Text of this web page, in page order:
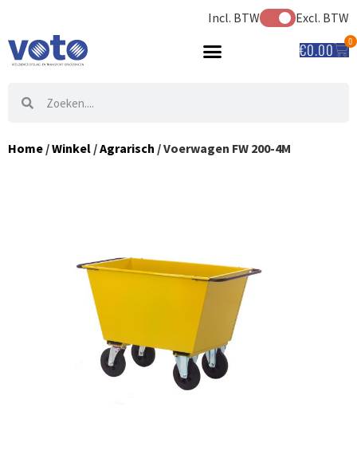
Incl. BTW Excl. BTW
€0.00 0
Home /Winkel /Agrarisch / Voerwagen FW 200-4M